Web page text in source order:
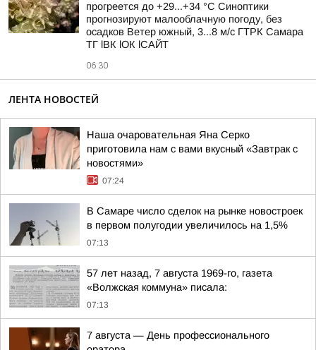
прогреется до +29...+34 °C Синоптики
прогнозируют малооблачную погоду, без
осадков Ветер южный, 3...8 м/с ГТРК Самара
ТГ lВК lОК lСАЙТ
06:30
ЛЕНТА НОВОСТЕЙ
Наша очаровательная Яна Серко
приготовила нам с вами вкусный «Завтрак с
новостями»
07:24
В Самаре число сделок на рынке новостроек
в первом полугодии увеличилось на 1,5%
07:13
57 лет назад, 7 августа 1969-го, газета
«Волжская коммуна» писала:
07:13
7 августа — День профессионального